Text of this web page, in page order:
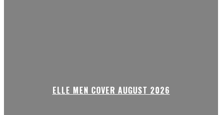
ELLE MEN COVER AUGUST 2026